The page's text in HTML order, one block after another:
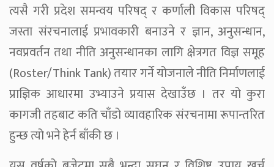
त्यसै गरी प्रदेश समन्वय परिषद् र कर्णाली विकास परिषद्
जस्ता संरचनालाई प्रभावकारी बनाउने र ज्ञान, अनुसन्धान,
नवप्रवर्तन तथा नीति अनुसन्धानका लागि क्षेत्रगत विज्ञ समूह
(Roster/Think Tank) तयार गर्ने योजनाले नीति निर्माणलाई
प्राज्ञिक आधारमा उभ्याउने प्रयास देखाउँछ । तर यो कुरा
कागजी तहबाट कति चाँडो व्यावहारिक संरचनामा रूपान्तरित
हुन्छ त्यो भने हेर्न बाँकी छ ।